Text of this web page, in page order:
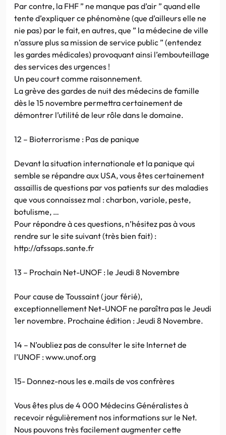
Par contre, la FHF ” ne manque pas d’air ” quand elle
tente d’expliquer ce phénomène (que d’ailleurs elle ne
nie pas) par le fait, en autres, que ” la médecine de ville
n’assure plus sa mission de service public ” (entendez
les gardes médicales) provoquant ainsi l’embouteillage
des services des urgences !
Un peu court comme raisonnement.
La grève des gardes de nuit des médecins de famille
dès le 15 novembre permettra certainement de
démontrer l’utilité de leur rôle dans le domaine.
12 – Bioterrorisme : Pas de panique
Devant la situation internationale et la panique qui
semble se répandre aux USA, vous êtes certainement
assaillis de questions par vos patients sur des maladies
que vous connaissez mal : charbon, variole, peste,
botulisme, …
Pour répondre à ces questions, n’hésitez pas à vous
rendre sur le site suivant (très bien fait) :
http://afssaps.sante.fr
13 – Prochain Net-UNOF : le Jeudi 8 Novembre
Pour cause de Toussaint (jour férié),
exceptionnellement Net-UNOF ne paraîtra pas le Jeudi
1er novembre. Prochaine édition : Jeudi 8 Novembre.
14 – N’oubliez pas de consulter le site Internet de
l’UNOF : www.unof.org
15- Donnez-nous les e.mails de vos confrères
Vous êtes plus de 4 000 Médecins Généralistes à
recevoir régulièrement nos informations sur le Net.
Nous pouvons très facilement augmenter cette